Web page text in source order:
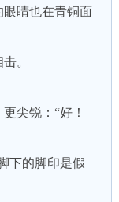
睛也在青铜面
。
尖锐：“好！
下的脚印是假